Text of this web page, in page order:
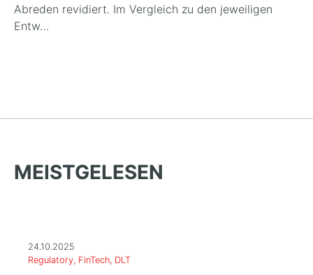
Abreden revidiert. Im Vergleich zu den jeweiligen
Entw…
MEISTGELESEN
24.10.2025
Regulatory, FinTech, DLT